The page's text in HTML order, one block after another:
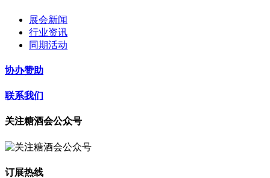
展会新闻
行业资讯
同期活动
协办赞助
联系我们
关注糖酒会公众号
订展热线